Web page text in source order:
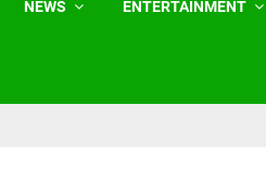
NEWS ENTERTAINMENT